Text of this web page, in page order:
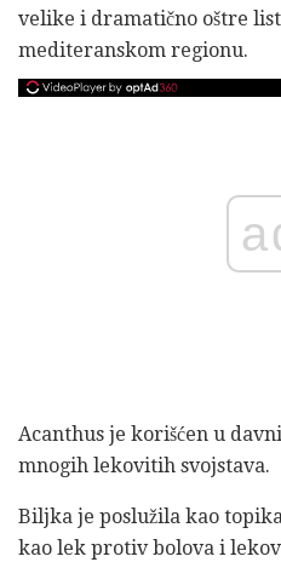
velike i dramatično oštre
mediteranskom regionu.
Acanthus je korišćen u
mnogih lekovitih svojstava.
Biljka je poslužila kao
kao lek protiv bolova i